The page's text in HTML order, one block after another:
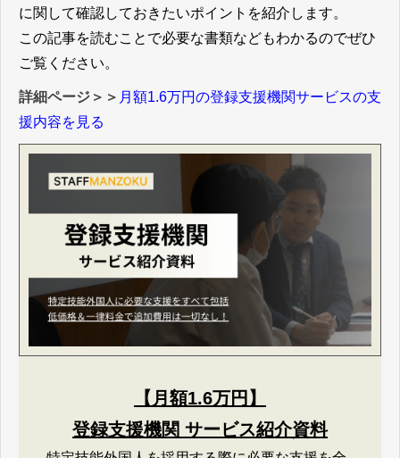
に関して確認しておきたいポイントを紹介します。
この記事を読むことで必要な書類などもわかるのでぜひ
ご覧ください。
詳細ページ＞＞ 月額1.6万円の登録支援機関サービスの支
援内容を見る
【月額1.6万円】
登録支援機関 サービス紹介資料